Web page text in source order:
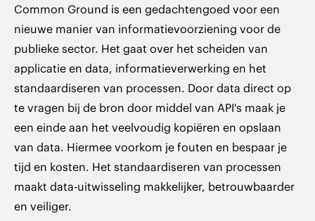
Common Ground is een gedachtengoed voor een
nieuwe manier van informatievoorziening voor de
publieke sector. Het gaat over het scheiden van
applicatie en data, informatieverwerking en het
standaardiseren van processen. Door data direct op
te vragen bij de bron door middel van API's maak je
een einde aan het veelvoudig kopiëren en opslaan
van data. Hiermee voorkom je fouten en bespaar je
tijd en kosten. Het standaardiseren van processen
maakt data-uitwisseling makkelijker, betrouwbaarder
en veiliger.